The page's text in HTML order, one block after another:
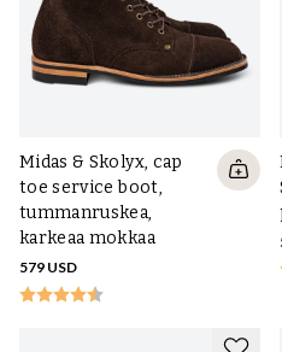
Midas & Skolyx, cap
toe service boot,
tummanruskea,
karkeaa mokkaa
579 USD